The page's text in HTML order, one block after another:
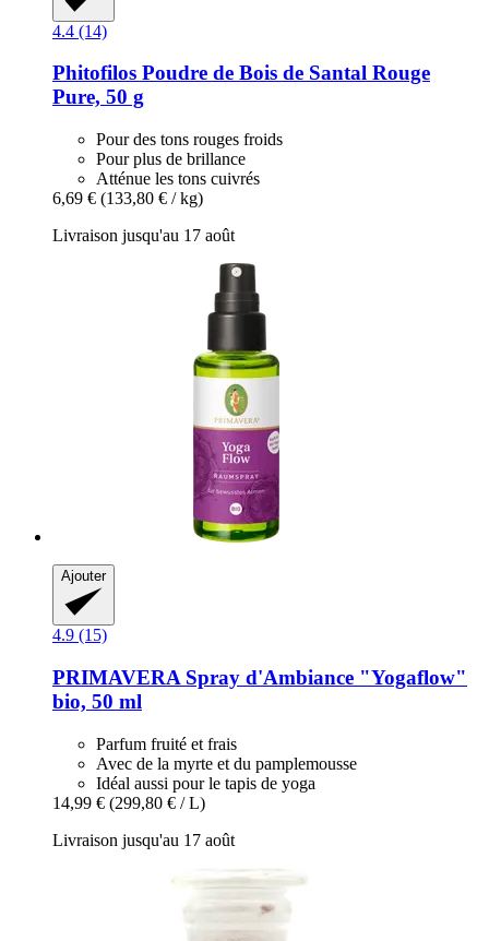
4.4 (14)
Phitofilos Poudre de Bois de Santal Rouge
Pure, 50 g
Pour des tons rouges froids
Pour plus de brillance
Atténue les tons cuivrés
6,69 € (133,80 € / kg)
Livraison jusqu'au 17 août
Ajouter
4.9 (15)
PRIMAVERA Spray d'Ambiance "Yogaflow"
bio, 50 ml
Parfum fruité et frais
Avec de la myrte et du pamplemousse
Idéal aussi pour le tapis de yoga
14,99 € (299,80 € / L)
Livraison jusqu'au 17 août